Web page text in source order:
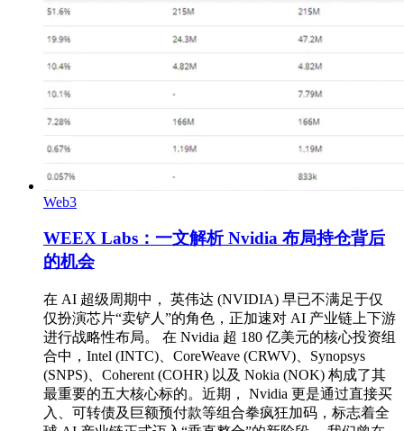
Web3
WEEX Labs：一文解析 Nvidia 布局持仓背后
的机会
在 AI 超级周期中， 英伟达 (NVIDIA) 早已不满足于仅
仅扮演芯片“卖铲人”的角色，正加速对 AI 产业链上下游
进行战略性布局。 在 Nvidia 超 180 亿美元的核心投资组
合中，Intel (INTC)、CoreWeave (CRWV)、Synopsys
(SNPS)、Coherent (COHR) 以及 Nokia (NOK) 构成了其
最重要的五大核心标的。近期， Nvidia 更是通过直接买
入、可转债及巨额预付款等组合拳疯狂加码，标志着全